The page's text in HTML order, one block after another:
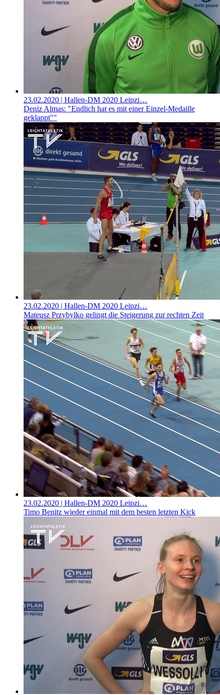
23.02.2020 | Hallen-DM 2020 Leipzi…
Deniz Almas: "Endlich hat es mit einer Einzel-Medaille
geklappt""
23.02.2020 | Hallen-DM 2020 Leipzi…
Mateusz Przybylko gelingt die Steigerung zur rechten Zeit
23.02.2020 | Hallen-DM 2020 Leipzi…
Timo Benitz wieder einmal mit dem besten letzten Kick